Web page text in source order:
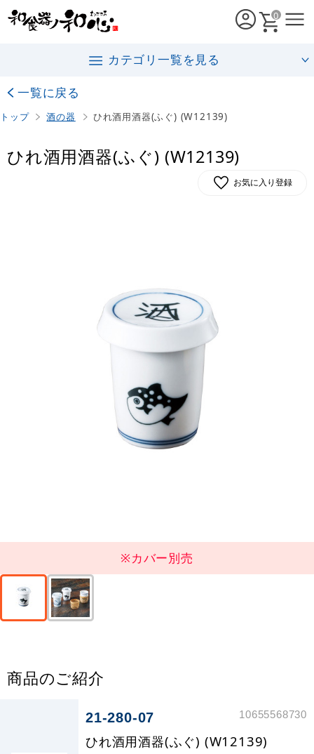
0
カテゴリ一覧を見る
一覧に戻る
トップ 酒の器 ひれ酒用酒器(ふぐ) (W12139)
ひれ酒用酒器(ふぐ) (W12139)
お気に入り登録
※カバー別売
商品のご紹介
21-280-07 10655568730
ひれ酒用酒器(ふぐ) (W12139)